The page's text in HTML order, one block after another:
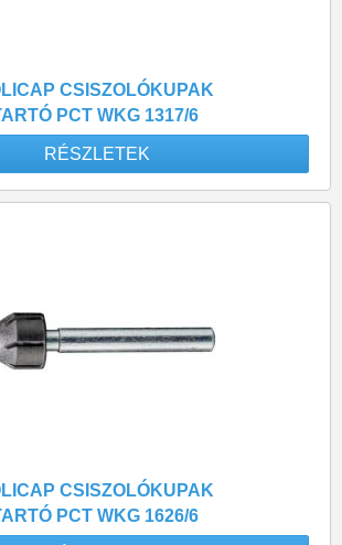
CSISZOLÓKUPAK
PCT WKG 1317/6
RÉSZLETEK
CSISZOLÓKUPAK
PCT WKG 1626/6